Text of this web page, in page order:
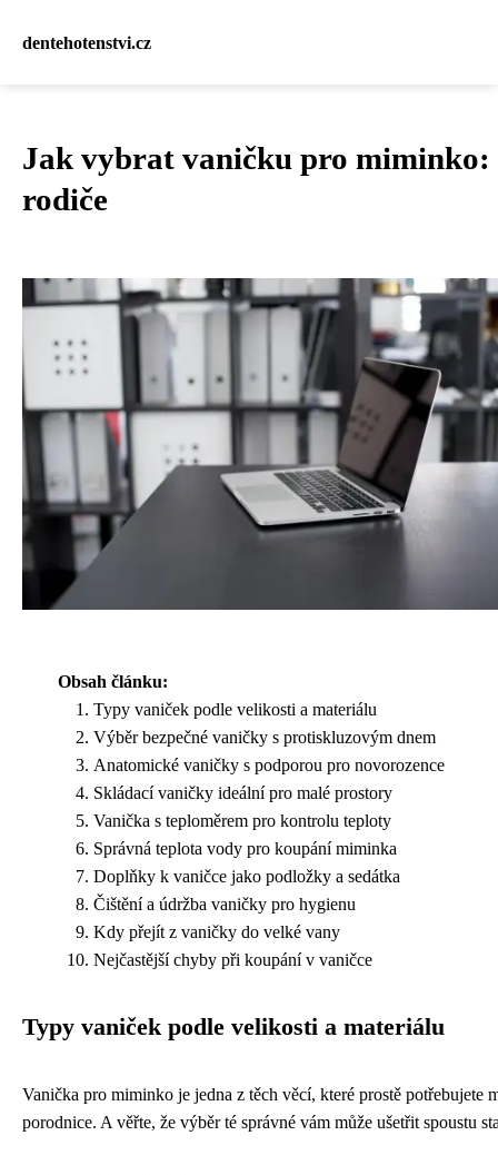
dentehotenstvi.cz
Jak vybrat vaničku pro miminko:
rodiče
Obsah článku:
Typy vaniček podle velikosti a materiálu
Výběr bezpečné vaničky s protiskluzovým dnem
Anatomické vaničky s podporou pro novorozence
Skládací vaničky ideální pro malé prostory
Vanička s teploměrem pro kontrolu teploty
Správná teplota vody pro koupání miminka
Doplňky k vaničce jako podložky a sedátka
Čištění a údržba vaničky pro hygienu
Kdy přejít z vaničky do velké vany
Nejčastější chyby při koupání v vaničce
Typy vaniček podle velikosti a materiálu
Vanička pro miminko je jedna z těch věcí, které prostě potřebujete
porodnice. A věřte, že výběr té správné vám může ušetřit spoustu